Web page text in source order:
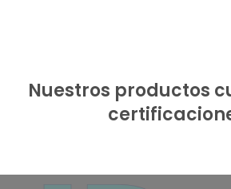
Nuestros productos